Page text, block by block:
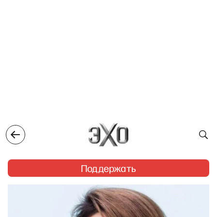
Поддержать